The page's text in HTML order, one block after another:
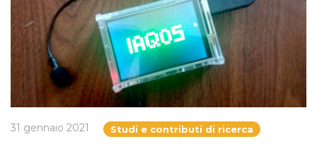
31 gennaio 2021 Studi e contributi di ricerca